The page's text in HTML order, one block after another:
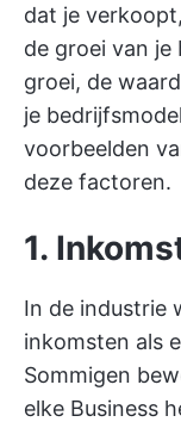
dat je
de groei van
groei, de
je
voorbeelden
deze factoren.
1.
In de industrie
inkomsten als
Sommigen
elke Business